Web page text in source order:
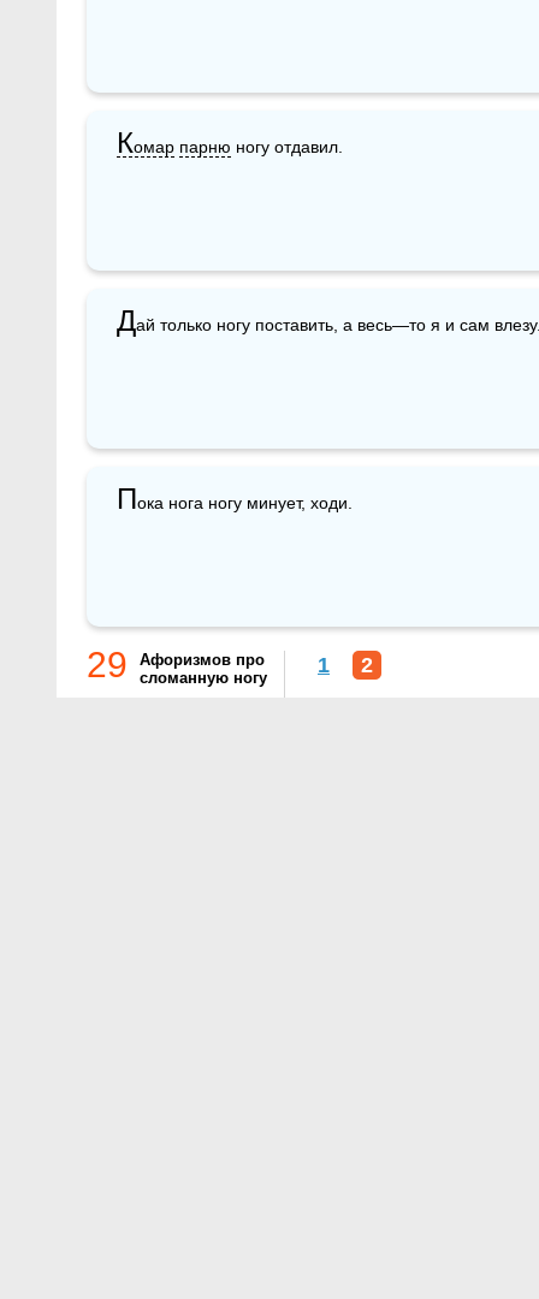
Комар парню ногу отдавил.
Дай только ногу поставить, а весь—то я и сам
Пока нога ногу минует, ходи.
29
Афоризмов про
сломанную ногу
1 2